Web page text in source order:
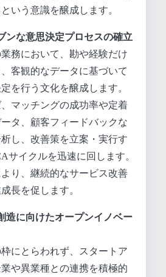
いう意識を醸成します。
ンな意思決定プロセスの確立
業務において、勘や経験だけ
客観的なデータに基づいて
を行う文化を醸成します。
マッチングの成功率や定着
タ、顧客フィードバックな
し、改善策を立案・実行す
サイクルを迅速に回します。
より、継続的なサービス改善
長を促します。
造に向けたオープンイノベー
にとらわれず、スタートア
や異業種との連携を積極的